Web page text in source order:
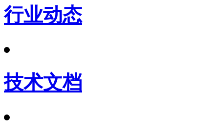
行业动态
技术文档